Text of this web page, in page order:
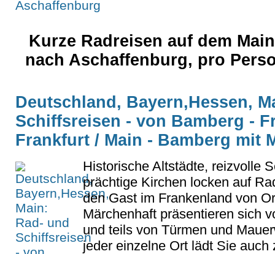
Kurze Radreisen auf dem
nach Aschaffenburg, pro
Deutschland, Bayern,Hessen,
Schiffsreisen - von Bamberg -
Frankfurt / Main - Bamberg mit
Historische Altstädte, reizvolle
prächtige Kirchen locken auf
den Gast im Frankenland von
Märchenhaft präsentieren sich
und teils von Türmen und
jeder einzelne Ort lädt Sie auch